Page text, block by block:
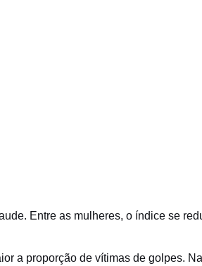
Entre as mulheres, o índice se
a proporção de vítimas de golpes.